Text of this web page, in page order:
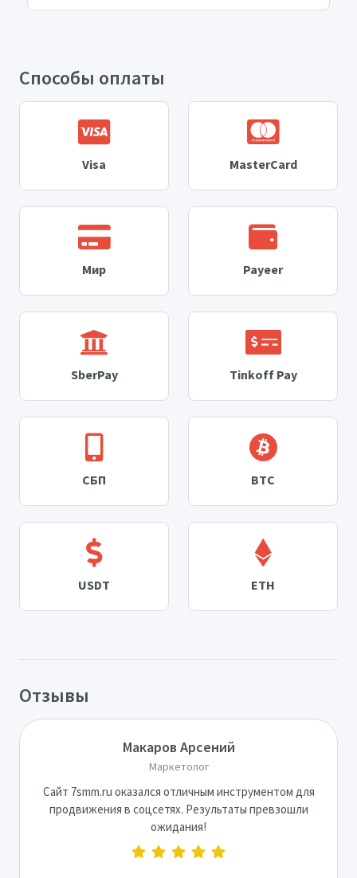
вам быстрые результаты в увеличении
срока действия услуги (в случае их ухода), мы
гарантируем качественный и честный сервис
без использования запрещенных методов
возможностей с 7smm.ru - постройте свою
успешную историю в Instagram уже прямо
Способы оплаты
Visa MasterCard
Мир Payeer
SberPay Tinkoff Pay
СБП BTC
USDT ETH
Отзывы
Макаров Арсений
Маркетолог
Сайт 7smm.ru оказался отличным инструментом для
продвижения в соцсетях. Результаты превзошли
ожидания!